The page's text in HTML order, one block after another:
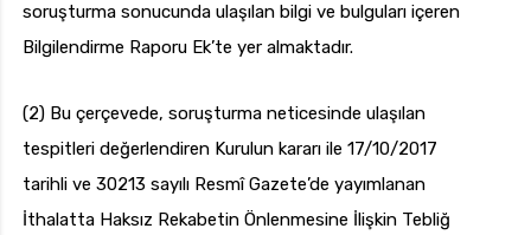
soruşturma sonucunda ulaşılan bilgi ve bulguları içeren
Bilgilendirme Raporu Ek’te yer almaktadır.
(2) Bu çerçevede, soruşturma neticesinde ulaşılan
tespitleri değerlendiren Kurulun kararı ile 17/10/2017
tarihli ve 30213 sayılı Resmî Gazete’de yayımlanan
İthalatta Haksız Rekabetin Önlenmesine İlişkin Tebliğ